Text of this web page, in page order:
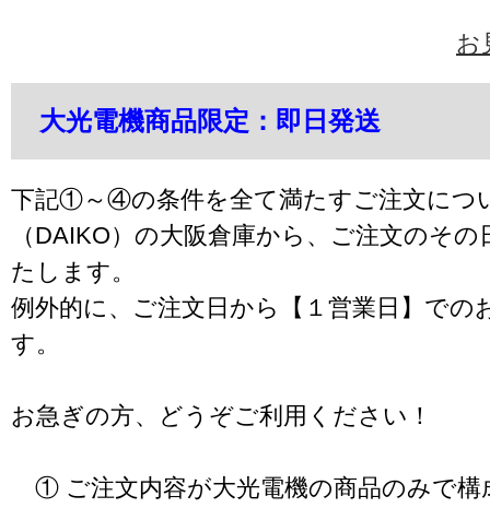
お
大光電機商品限定：即日発送
下記①～④の条件を全て満たすご注文につ
（DAIKO）の大阪倉庫から、ご注文のそ
たします。
例外的に、ご注文日から【１営業日】での
す。
お急ぎの方、どうぞご利用ください！
① ご注文内容が大光電機の商品のみで構